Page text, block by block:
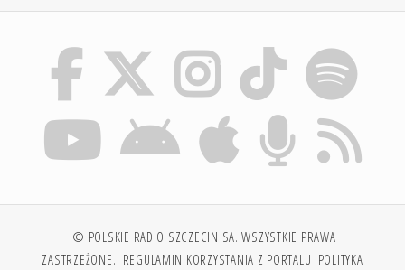
© POLSKIE RADIO SZCZECIN SA. WSZYSTKIE PRAWA
ZASTRZEŻONE. REGULAMIN KORZYSTANIA Z PORTALU POLITYKA